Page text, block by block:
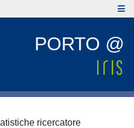
PORTO @
ricercatore